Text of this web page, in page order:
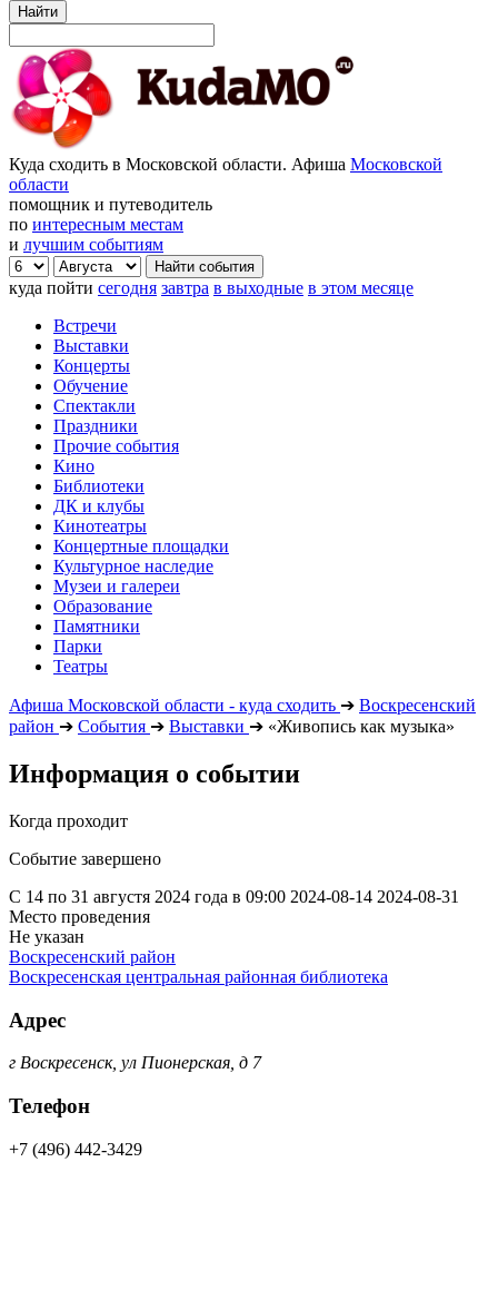
Найти
Куда сходить в Московской области. Афиша Московской
области
помощник и путеводитель
по интересным местам
и лучшим событиям
куда пойти сегодня завтра в выходные в этом месяце
Встречи
Выставки
Концерты
Обучение
Спектакли
Праздники
Прочие события
Кино
Библиотеки
ДК и клубы
Кинотеатры
Концертные площадки
Культурное наследие
Музеи и галереи
Образование
Памятники
Парки
Театры
Афиша Московской области - куда сходить ➔ Воскресенский
район ➔ События ➔ Выставки ➔ «Живопись как музыка»
Информация о событии
Когда проходит
Событие завершено
С 14 по 31 августя 2024 года в 09:00 2024-08-14 2024-08-31
Место проведения
Не указан
Воскресенский район
Воскресенская центральная районная библиотека
Адрес
г Воскресенск, ул Пионерская, д 7
Телефон
+7 (496) 442-3429